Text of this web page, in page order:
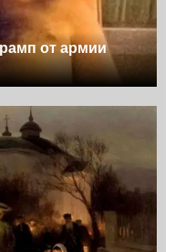
от армии